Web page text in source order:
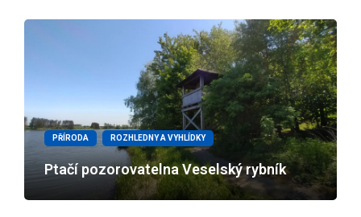
PŘÍRODA ROZHLEDNY A VYHLÍDKY
Ptačí pozorovatelna Veselský rybník